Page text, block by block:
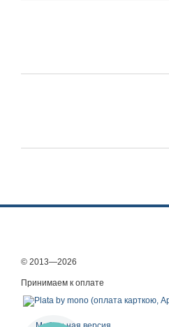
© 2013—2026
Принимаем к оплате